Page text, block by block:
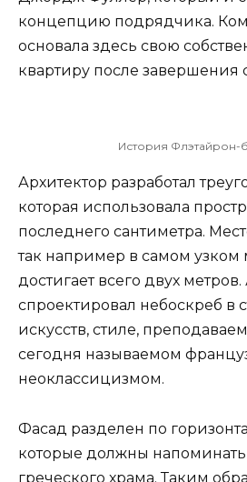
концепцию подрядчика.
основала здесь свою
квартиру после завершения
История Флэтайрон-
Архитектор разработал
которая использовала
последнего сантиметра.
так например в самом узком
достигает всего двух
спроектировал небоскреб в
искусств, стиле,
сегодня называемом
неоклассицизмом.
Фасад разделен по
которые должны
греческого храма. Таким